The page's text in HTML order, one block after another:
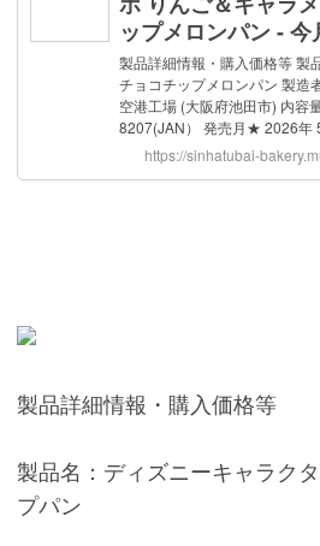
製品詳細情報・購入価格等
製品名：ディズニーキャラク
プパン